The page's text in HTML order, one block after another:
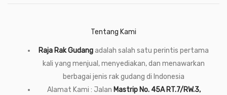
Tentang Kami
Raja Rak Gudangadalah salah satu perintis pertama
kali yang menjual, menyediakan, dan menawarkan
berbagai jenis rak gudang di Indonesia
Alamat Kami : Jalan Mastrip No. 45A RT.7/RW.3,